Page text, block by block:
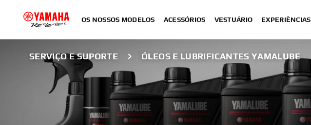
OS NOSSOS MODELOS ACESSÓRIOS VESTUÁRIO EXPERIÊNCIAS
SERVIÇO E SUPORTE ÓLEOS E LUBRIFICANTES YAMALUBE